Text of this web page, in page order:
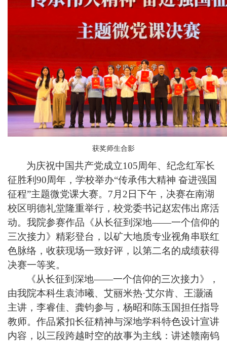
获奖师生合影
为庆祝中国共产党成立105周年、纪念红军长
征胜利90周年，学校举办“传承伟大精神 奋进强国
征程”主题微党课大赛。7月2日下午，决赛在南湖
校区明德礼堂隆重举行， 校党委书记赵宏伟出席活
动。我院参赛作品《从长征到深地——一个信仰的
三次接力》精彩登台，以矿大地质专业视角串联红
色脉络，收获现场一致好评，以第二名的成绩获得
决赛一等奖。
《从长征到深地——一个信仰的三次接力》，
由我院本科生袁沛曦、艾丽米热·艾尔肯、王灏涵
主讲， 李睿佳、龚钧参与， 杨昭和陈玉国担任指导
教师。作品紧扣长征精神与深地学科特色设计宣讲
内容，以三段跨越时空的故事为主线：讲述赣南钨